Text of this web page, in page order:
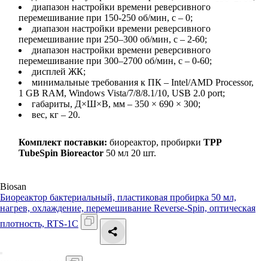
диапазон настройки времени реверсивного
перемешивание при 150-250 об/мин, с – 0;
диапазон настройки времени реверсивного
перемешивание при 250–300 об/мин, с – 2-60;
диапазон настройки времени реверсивного
перемешивание при 300–2700 об/мин, с – 0-60;
дисплей ЖК;
минимальные требования к ПК – Intel/AMD Processor,
1 GB RAM, Windows Vista/7/8/8.1/10, USB 2.0 port;
габариты, Д×Ш×В, мм – 350 × 690 × 300;
вес, кг – 20.
Комплект поставки: биореактор, пробирки TPP
TubeSpin Bioreactor 50 мл 20 шт.
Biosan
Биореактор бактериальный, пластиковая пробирка 50 мл,
нагрев, охлаждение, перемешивание Reverse-Spin, оптическая
плотность, RTS-1C